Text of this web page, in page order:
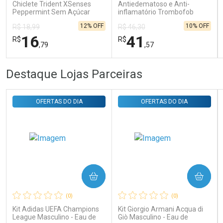
Chiclete Trident XSenses
Peppermint Sem Açúcar
R$ 18,99
R$16,79
12% OFF
FECHAR
Laboratório
Comprar sem Desconto
Por R$ 16,79/cada
FECHAR
Por Menos
Comprar sem Desconto
Por R$ 16,79/cada
Antiedematoso e Anti-
inflamatório Trombofob
R$ 46,30
R$41 ,57
10% OFF
Comprar sem Desconto
Por R$ 41,57/cada
Por Menos
Comprar sem Desconto
Por R$ 41,57/cada
Destaque Lojas Parceiras
(0)
Kit Adidas UEFA Champions
League Masculino - Eau de
OFERTAS DO DIA
COMPRAR
(0)
Kit Giorgio Armani Acqua di
Giò Masculino - Eau de
OFERTAS DO DIA
COMPRAR